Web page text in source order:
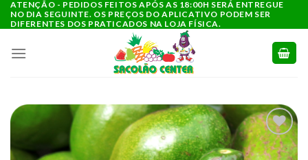
para
conteúdo
ATENÇÃO - PEDIDOS FEITOS APÓS AS 18:00H SERÁ ENTREGUE
NO DIA SEGUINTE. OS PREÇOS DO APLICATIVO PODEM SER
DIFERENTES DOS PRATICADOS NA LOJA FÍSICA.